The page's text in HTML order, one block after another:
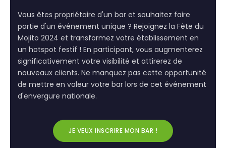
Vous êtes propriétaire d'un bar et souhaitez faire
partie d'un événement unique ? Rejoignez la Fête du
Mojito 2024 et transformez votre établissement en
un hotspot festif ! En participant, vous augmenterez
significativement votre visibilité et attirerez de
nouveaux clients. Ne manquez pas cette opportunité
de mettre en valeur votre bar lors de cet événement
d'envergure nationale.
JE VEUX INSCRIRE MON BAR !